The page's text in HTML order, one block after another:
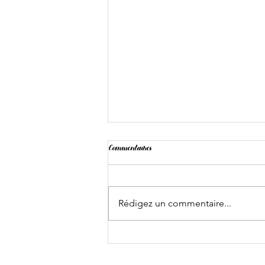
Commentaires
Rédigez un commentaire...